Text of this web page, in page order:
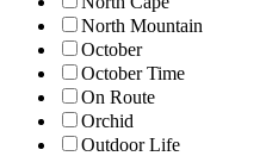
North Mountain
October
October Time
On Route
Orchid
Outdoor Life